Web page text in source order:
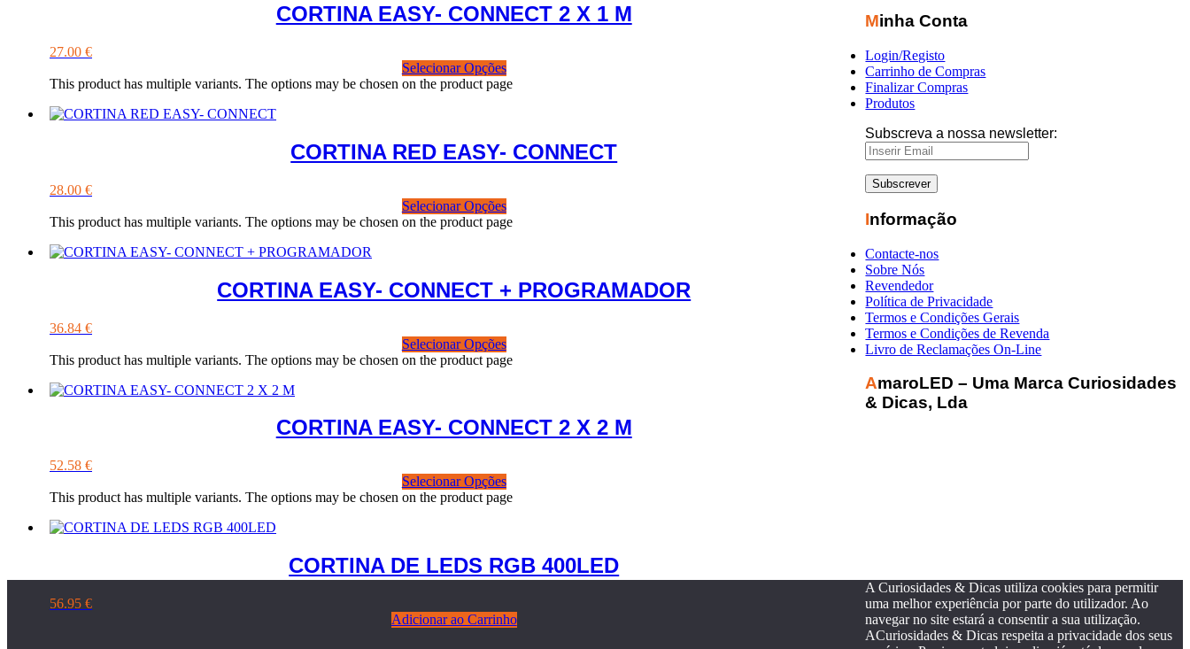
CORTINA EASY- CONNECT 2 X 1 M
27.00 €
Selecionar Opções
This product has multiple variants. The options may be chosen on the product page
CORTINA RED EASY- CONNECT
28.00 €
Selecionar Opções
This product has multiple variants. The options may be chosen on the product page
CORTINA EASY- CONNECT + PROGRAMADOR
36.84 €
Selecionar Opções
This product has multiple variants. The options may be chosen on the product page
CORTINA EASY- CONNECT 2 X 2 M
52.58 €
Selecionar Opções
This product has multiple variants. The options may be chosen on the product page
CORTINA DE LEDS RGB 400LED
56.95 €
Adicionar ao Carrinho
Minha Conta
Login/Registo
Carrinho de Compras
Finalizar Compras
Produtos
Subscreva a nossa newsletter:
Informação
Contacte-nos
Sobre Nós
Revendedor
Política de Privacidade
Termos e Condições Gerais
Termos e Condições de Revenda
Livro de Reclamações On-Line
AmaroLED – Uma Marca Curiosidades
& Dicas, Lda
A Curiosidades & Dicas utiliza cookies para permitir
uma melhor experiência por parte do utilizador. Ao
navegar no site estará a consentir a sua utilização.
ACuriosidades & Dicas respeita a privacidade dos seus